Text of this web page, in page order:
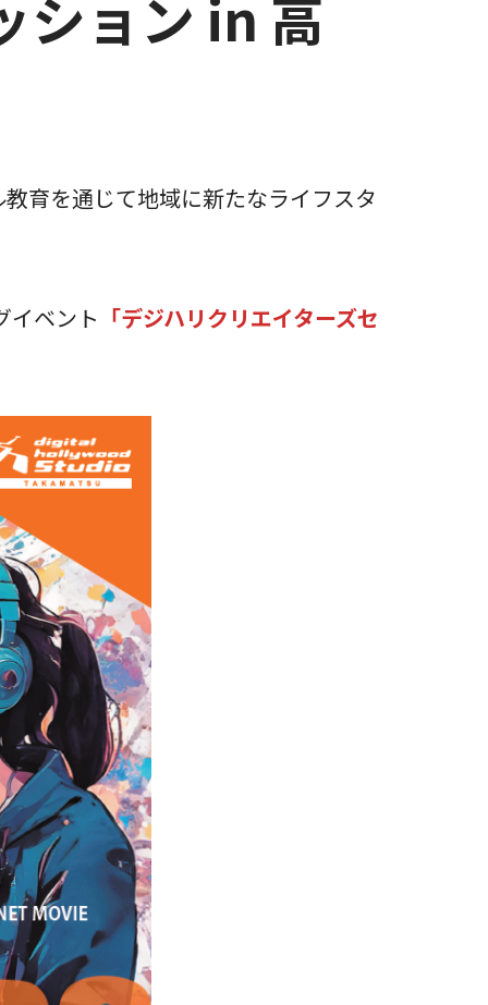
ョン in 高
育を通じて地域に新たなライフスタ
イベント 「デジハリクリエイターズセ